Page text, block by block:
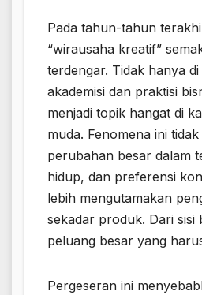
Pada tahun-tahun
“wirausaha kreatif”
terdengar. Tidak hanya
akademisi dan praktisi
menjadi topik hangat di
muda. Fenomena ini
perubahan besar dalam
hidup, dan preferensi
lebih mengutamakan
sekadar produk. Dari sisi
peluang besar yang
Pergeseran ini